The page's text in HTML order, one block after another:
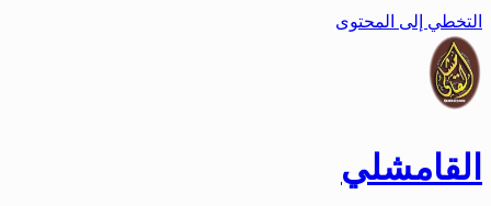
التخطي إلى المحتوى
القامشلي